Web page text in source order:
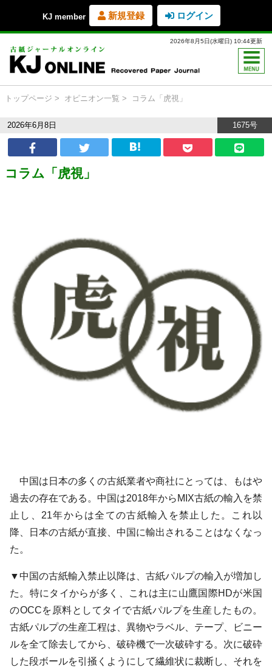
KJ member 新規登録 ログイン
2026年8月5日(水曜日) 10:44更新
トップページ オピニオン一覧 コラム「虎視」
2026年6月8日 1675号
コラム「虎視」
中国は日本の多くの古紙業者や商社にとっては、もはや
過去の存在である。中国は2018年からMIX古紙の輸入を禁
止し、21年からは全ての古紙輸入を禁止した。これ以
降、日本の古紙が直接、中国に輸出されることはなくなっ
た。
▼中国の古紙輸入禁止以降は、古紙パルプの輸入が増加し
た。特にタイからが多く、これは主に山鷹国際HDが米国
のOCCを原料としてタイで古紙パルプを生産したもの。
古紙パルプの生産工程は、異物やラベル、テープ、ビニー
ルを全て除去してから、破砕機で一次破砕する。次に破砕
した段ボールを引掻くようにして繊維状に裁断し、それを